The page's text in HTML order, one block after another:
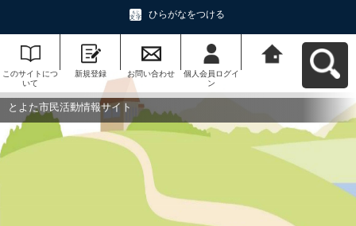
ひらがなをつける
このサイトにつ
いて
新規登録 お問い合わせ
個人会員ログイ
ン
る
とよた市民活動情報サイト